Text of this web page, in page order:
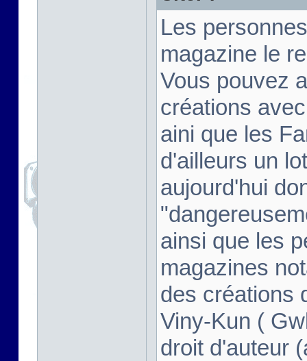
Les
magazine le
Vous pouvez
créations
aini que les
d'ailleurs un
aujourd'hui
ainsi que les
magazines
des créations
Viny-Kun (
droit d'auteur